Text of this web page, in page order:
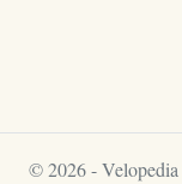
© 2026 - Velopedia